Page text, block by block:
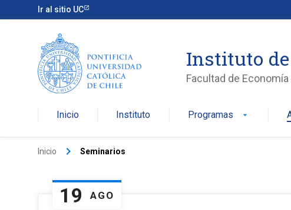
Ir al sitio UC
Instituto
Facultad de
Inicio Instituto Programas arrow_drop_down
Inicio keyboard_arrow_right Seminarios
19 AGO